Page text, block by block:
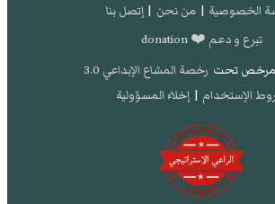
الخصوصية | من نحن | إتصل بنا
تبرع و دعم ❤️ donation
مرخص تحت رخصة المشاع الإبداعي 3.0
الإستخدام | إخلاء المسؤولية